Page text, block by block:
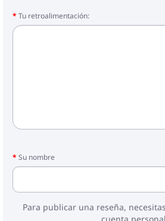
Tu retroalimentación:
Su nombre
Para publicar una reseña,